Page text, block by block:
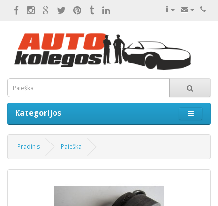
Kategorijos
Pradinis Paieška